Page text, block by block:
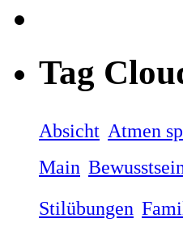
Tag
Absicht Atmen
Main
Stilübungen